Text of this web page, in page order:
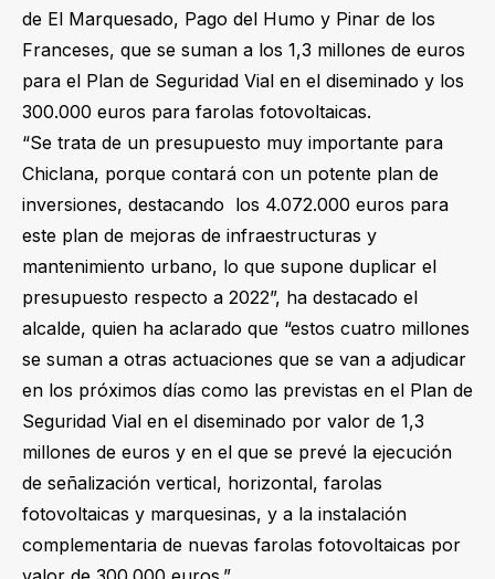
de El Marquesado, Pago del Humo y Pinar de los
Franceses, que se suman a los 1,3 millones de euros
para el Plan de Seguridad Vial en el diseminado y los
300.000 euros para farolas fotovoltaicas.
“Se trata de un presupuesto muy importante para
Chiclana, porque contará con un potente plan de
inversiones, destacando los 4.072.000 euros para
este plan de mejoras de infraestructuras y
mantenimiento urbano, lo que supone duplicar el
presupuesto respecto a 2022”, ha destacado el
alcalde, quien ha aclarado que “estos cuatro millones
se suman a otras actuaciones que se van a adjudicar
en los próximos días como las previstas en el Plan de
Seguridad Vial en el diseminado por valor de 1,3
millones de euros y en el que se prevé la ejecución
de señalización vertical, horizontal, farolas
fotovoltaicas y marquesinas, y a la instalación
complementaria de nuevas farolas fotovoltaicas por